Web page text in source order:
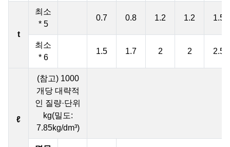
t
최소
* 5
0.7 0.8 1.2 1.2 1.5
최소
* 6
1.5 1.7 2 2 2.5
ℓ
(참고) 1000
개당 대략적
인 질량·단위
kg(밀도:
7.85kg/dm³)